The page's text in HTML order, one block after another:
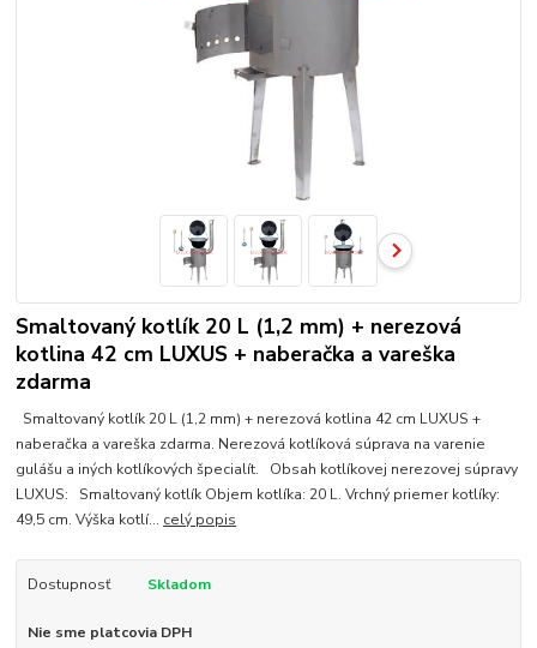
Smaltovaný kotlík 20 L (1,2 mm) + nerezová
kotlina 42 cm LUXUS + naberačka a vareška
zdarma
Smaltovaný kotlík 20 L (1,2 mm) + nerezová kotlina 42 cm LUXUS +
naberačka a vareška zdarma. Nerezová kotlíková súprava na varenie
gulášu a iných kotlíkových špecialít. Obsah kotlíkovej nerezovej súpravy
LUXUS: Smaltovaný kotlík Objem kotlíka: 20 L. Vrchný priemer kotlíky:
49,5 cm. Výška kotlí... celý popis
Dostupnosť Skladom
Nie sme platcovia DPH